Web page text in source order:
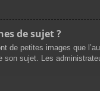
de sujet ?
de petites images que
son sujet. Les